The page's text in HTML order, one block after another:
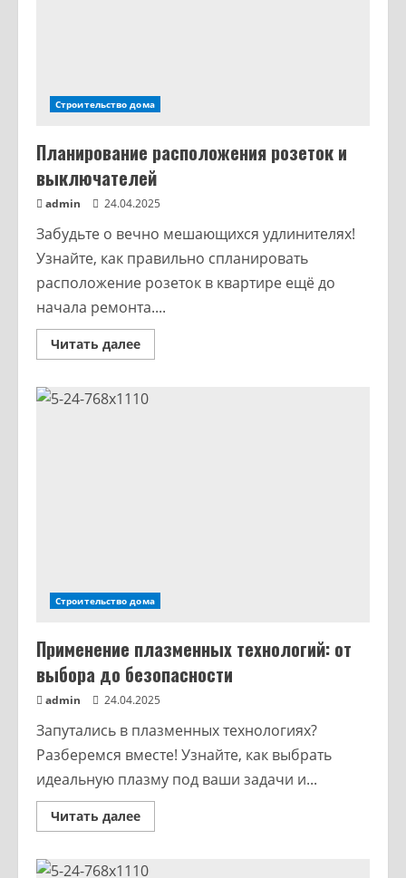
Строительство дома
Планирование расположения розеток и
выключателей
admin 24.04.2025
Забудьте о вечно мешающихся удлинителях!
Узнайте, как правильно спланировать
расположение розеток в квартире ещё до
начала ремонта....
Читать далее
Строительство дома
Применение плазменных технологий: от
выбора до безопасности
admin 24.04.2025
Запутались в плазменных технологиях?
Разберемся вместе! Узнайте, как выбрать
идеальную плазму под ваши задачи и...
Читать далее